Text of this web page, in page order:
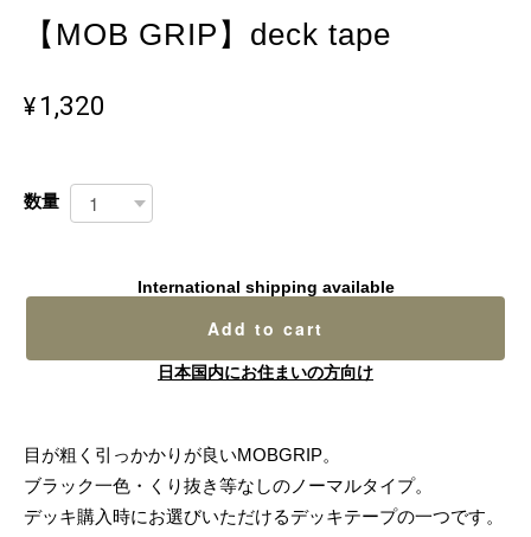
【MOB GRIP】deck tape
¥1,320
数量
International shipping available
Add to cart
日本国内にお住まいの方向け
目が粗く引っかかりが良いMOBGRIP。
ブラック一色・くり抜き等なしのノーマルタイプ。
デッキ購入時にお選びいただけるデッキテープの一つです。